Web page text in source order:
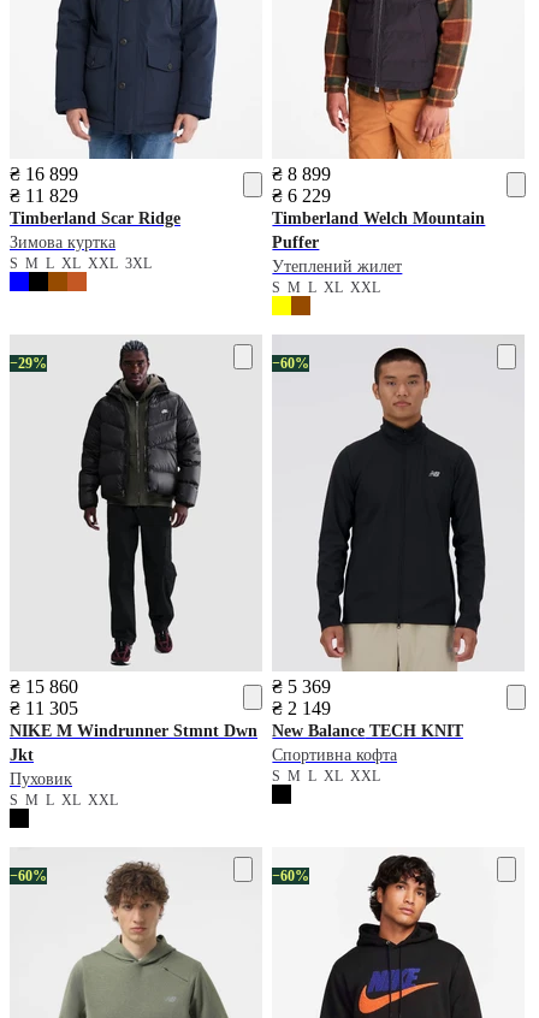
₴ 16 899
₴ 11 829
Timberland Scar Ridge
Зимова куртка
S M L XL XXL 3XL
₴ 8 899
₴ 6 229
Timberland Welch Mountain
Puffer
Утеплений жилет
SMLXLXXL
−29%
₴ 15 860
₴ 11 305
NIKE M Windrunner Stmnt Dwn
Jkt
Пуховик
S M L XL XXL
−60%
₴ 5 369
₴ 2 149
New Balance TECH KNIT
Спортивна кофта
SMLXLXXL
−60% −60%